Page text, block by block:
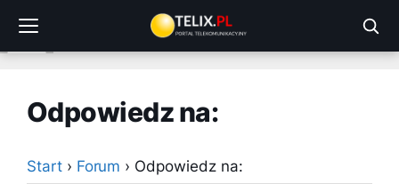
treści
Odpowiedz na:
Start › Forum › Odpowiedz na: